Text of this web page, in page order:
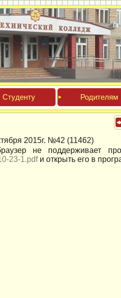
Сту­ден­ту Роди­телям
2015г. №42 (11462)
не поддерживает
23-1.pdfи открыть его в